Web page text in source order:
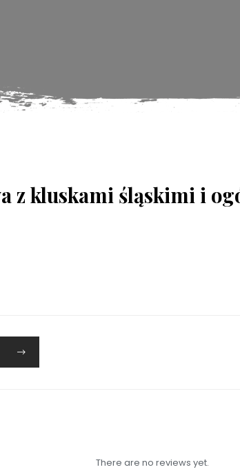
z kluskami śląskimi i
There are no reviews yet.